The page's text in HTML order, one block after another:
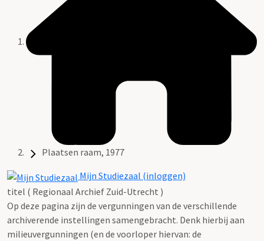
Plaatsen raam, 1977
Mijn Studiezaal (inloggen)
titel ( Regionaal Archief Zuid-Utrecht )
Op deze pagina zijn de vergunningen van de verschillende
archiverende instellingen samengebracht. Denk hierbij aan
milieuvergunningen (en de voorloper hiervan: de